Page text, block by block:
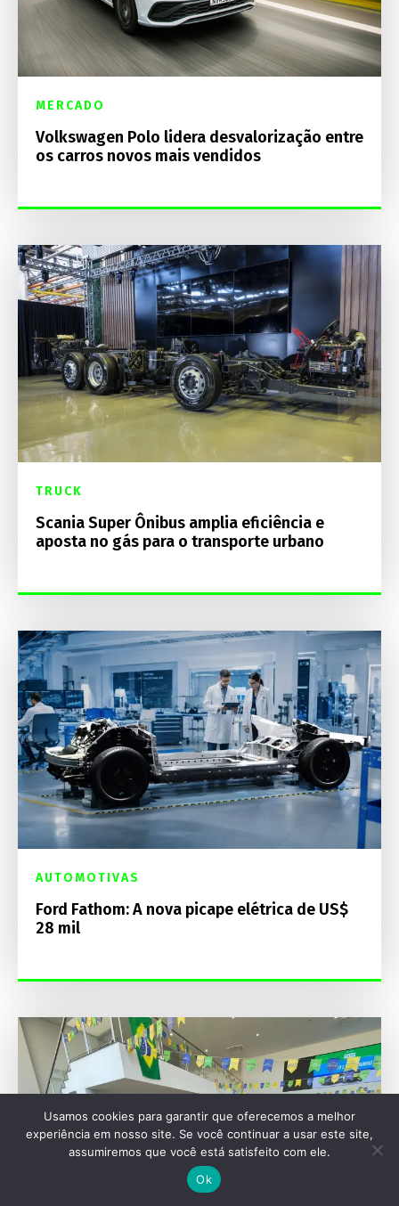
MERCADO
Volkswagen Polo lidera desvalorização entre
os carros novos mais vendidos
TRUCK
Scania Super Ônibus amplia eficiência e
aposta no gás para o transporte urbano
AUTOMOTIVAS
Ford Fathom: A nova picape elétrica de US$
28 mil
Usamos cookies para garantir que oferecemos a melhor
experiência em nosso site. Se você continuar a usar este site,
assumiremos que você está satisfeito com ele.
Ok